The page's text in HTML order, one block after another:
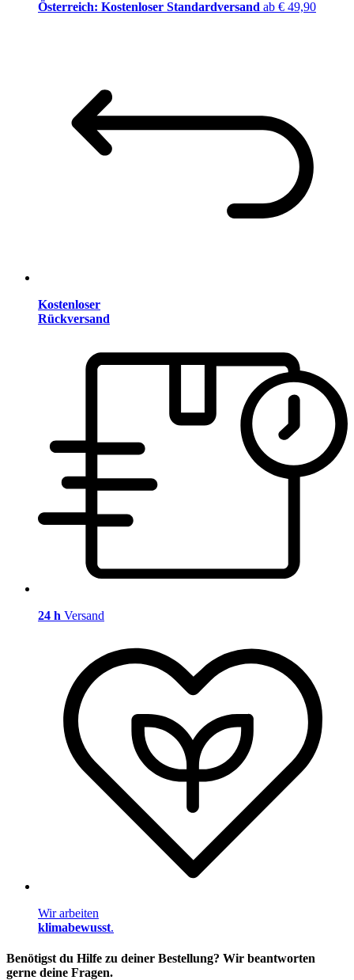
Österreich: Kostenloser Standardversand ab € 49,90
Kostenloser
Rückversand
24 h Versand
Wir arbeiten
klimabewusst.
Benötigst du Hilfe zu deiner Bestellung? Wir beantworten
gerne deine Fragen.